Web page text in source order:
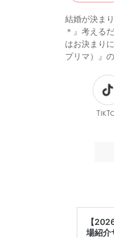
結婚が決ま
＊』考える
はお決まり
プリマ）』
【
場紹介